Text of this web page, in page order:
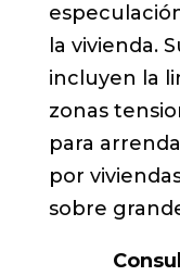
la vivienda.
incluyen la
zonas
para
por
sobre